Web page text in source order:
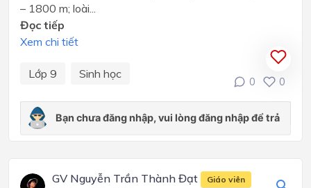
– 1800 m; loài...
Đọc tiếp
Xem chi tiết
Lớp 9 Sinh học
0 0
GV Nguyễn Trần Thành Đạt Giáo viên